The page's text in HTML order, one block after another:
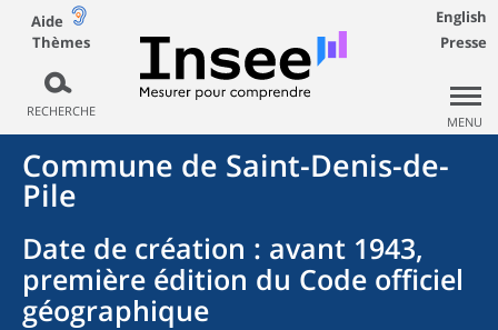
Aide
Thèmes
RECHERCHE
English
Presse
MENU
Commune de Saint-Denis-de-
Pile
Date de création : avant 1943,
première édition du Code officiel
géographique